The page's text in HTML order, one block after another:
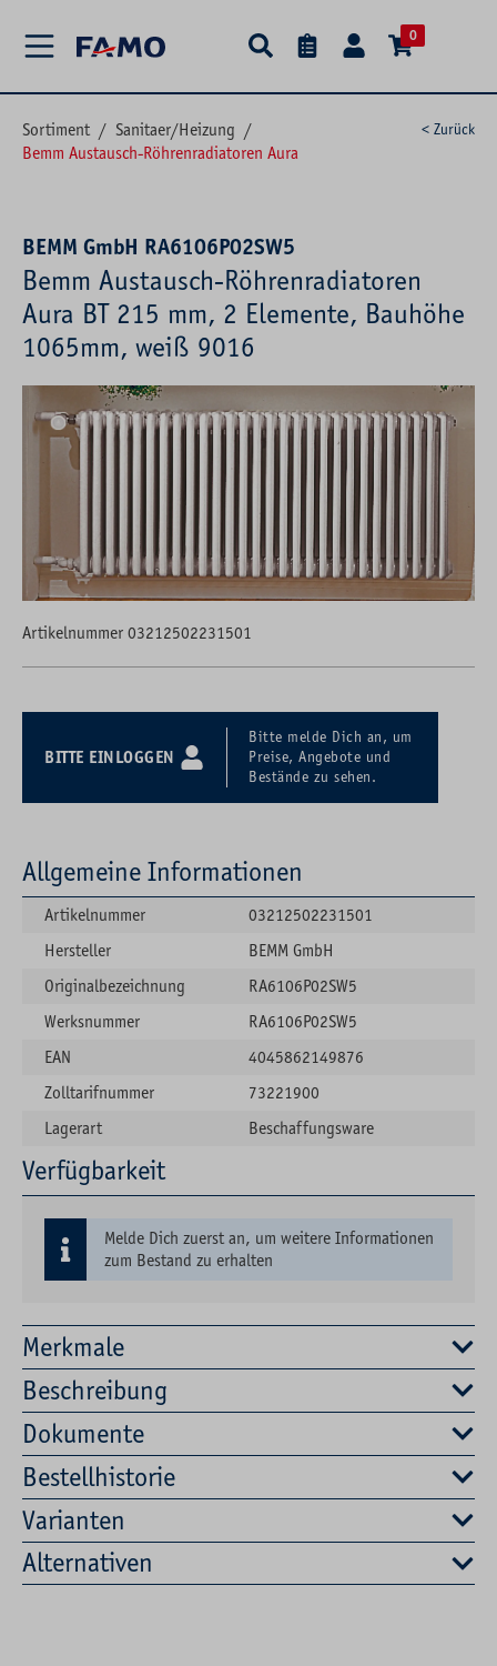
0
Sortiment / Sanitaer/Heizung /
Bemm Austausch-Röhrenradiatoren Aura
< Zurück
BEMM GmbH RA6106P02SW5
Bemm Austausch-Röhrenradiatoren
Aura BT 215 mm, 2 Elemente, Bauhöhe
1065mm, weiß 9016
Bildergalerie überspringen
Artikelnummer 03212502231501
BITTE EINLOGGEN
Bitte melde Dich an, um
Preise, Angebote und
Bestände zu sehen.
Merkmale
Beschreibung
Dokumente
Bestellhistorie
Varianten
Alternativen
Allgemeine Informationen
Artikelnummer
03212502231501
Hersteller
BEMM GmbH
Originalbezeichnung
RA6106P02SW5
Werksnummer
RA6106P02SW5
EAN
4045862149876
Zolltarifnummer
73221900
Lagerart
Beschaffungsware
Verfügbarkeit
Melde Dich zuerst an, um weitere Informationen
zum Bestand zu erhalten